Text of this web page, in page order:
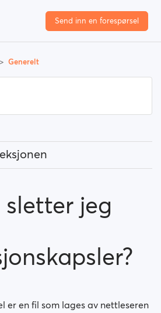
Send inn en forespørsel
Generelt
posisjon, og hvordan fungerer
bruker»?
blokkeringen av personer?
jeg
er en fil som lages av nettleseren